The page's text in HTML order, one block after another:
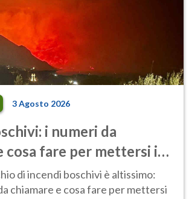
3 Agosto 2026
i numeri da
cosa fare per mettersi in
di incendi boschivi è altissimo:
chiamare e cosa fare per mettersi